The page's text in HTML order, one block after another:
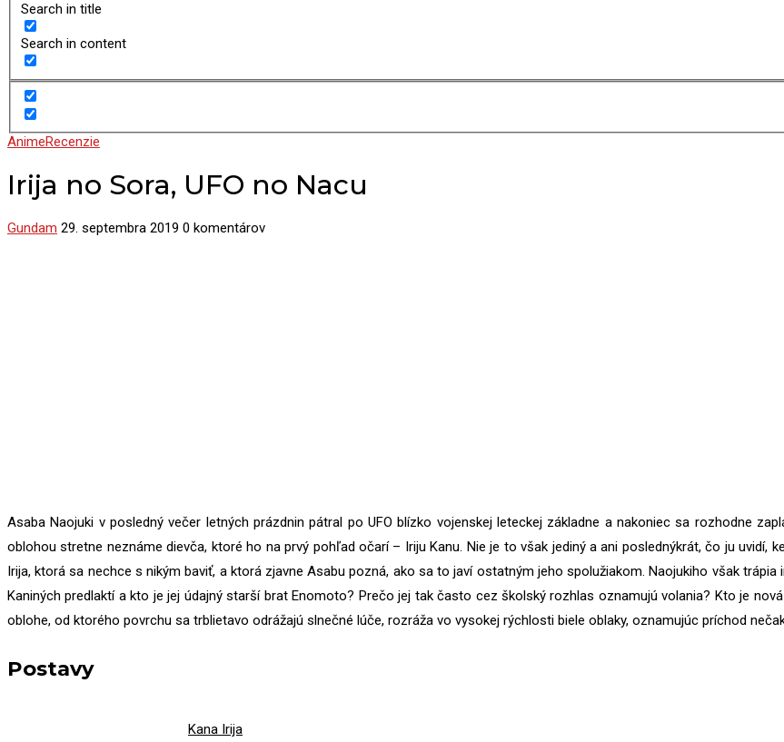
Search in title
Search in content
AnimeRecenzie
Irija no Sora, UFO no Nacu
Gundam 29. septembra 2019 0 komentárov
Asaba Naojuki v posledný večer letných prázdnin pátral po UFO blízko vojenskej leteckej základne a nakoniec sa rozhodne
oblohou stretne neznáme dievča, ktoré ho na prvý pohľad očarí – Iriju Kanu. Nie je to však jediný a ani poslednýkrát, čo ju uvidí,
Irija, ktorá sa nechce s nikým baviť, a ktorá zjavne Asabu pozná, ako sa to javí ostatným jeho spolužiakom. Naojukiho však
Kaniných predlaktí a kto je jej údajný starší brat Enomoto? Prečo jej tak často cez školský rozhlas oznamujú volania? Kto je
oblohe, od ktorého povrchu sa trblietavo odrážajú slnečné lúče, rozráža vo vysokej rýchlosti biele oblaky, oznamujúc príchod
Postavy
Kana Irija